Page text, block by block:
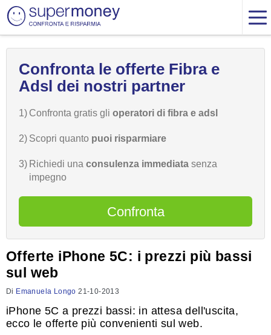
Confronta le offerte Fibra e
Adsl dei nostri partner
1) Confronta gratis gli operatori di fibra e adsl
2) Scopri quanto puoi risparmiare
3) Richiedi una consulenza immediata senza
impegno
Confronta
Offerte iPhone 5C: i prezzi più bassi
sul web
Di Emanuela Longo 21-10-2013
iPhone 5C a prezzi bassi: in attesa dell'uscita,
ecco le offerte più convenienti sul web.